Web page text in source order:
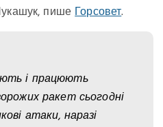
пише
Горсовет.
і працюють
ракет сьогодні
атаки, наразі